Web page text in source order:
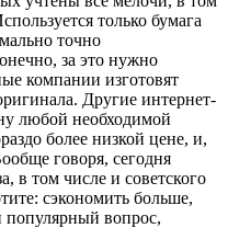
только бумага
точно
за это нужно
компании изготовят
Другие интернет-
любой необходимой
более низкой цене, и,
говоря, сегодня
в том числе и советского
сэкономить больше,
вопрос,